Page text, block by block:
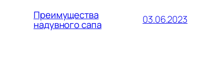
Преимущества
надувного сапа 03.06.2023